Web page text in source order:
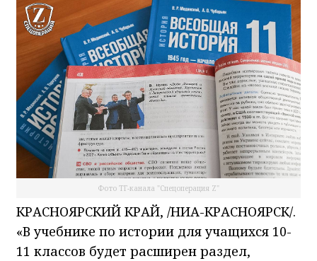
Фото ТГ-канала "Спецоперация Z"
КРАСНОЯРСКИЙ КРАЙ, /НИА-КРАСНОЯРСК/.
«В учебнике по истории для учащихся 10-
11 классов будет расширен раздел,